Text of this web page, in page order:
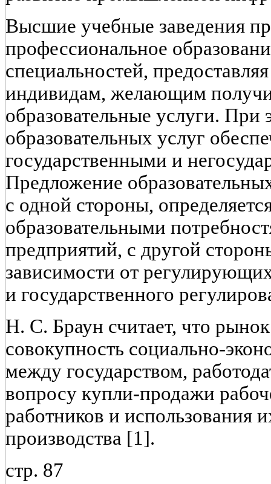
Высшие учебные заведения
профессиональное
специальностей,
индивидам, желающим
образовательные услуги. При
образовательных услуг
государственными и
Предложение
с одной стороны,
образовательными
предприятий, с другой
зависимости от
и государственного
Н. С. Браун считает, что
совокупность социально-
между государством,
вопросу купли-продажи
работников и использования
производства [1].
стр. 87